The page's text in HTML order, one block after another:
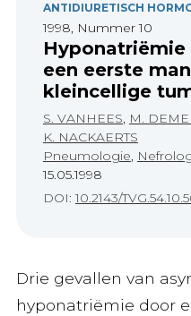
ANTIDIURETISCH
1998, Nummer 10
Hyponatriëmie
een eerste
kleincellige
S. VANHEES, M.
K. NACKAERTS
Pneumologie,
15.05.1998
DOI:10.2143/
Drie gevallen van
hyponatriëmie door